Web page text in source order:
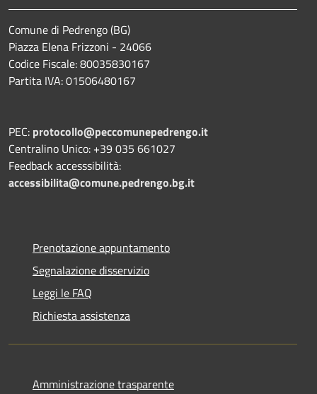
Comune di Pedrengo (BG)
Piazza Elena Frizzoni - 24066
Codice Fiscale: 80035830167
Partita IVA: 01506480167
PEC: protocollo@peccomunepedrengo.it
Centralino Unico: +39 035 661027
Feedback accesssibilità:
accessibilita@comune.pedrengo.bg.it
Prenotazione appuntamento
Segnalazione disservizio
Leggi le FAQ
Richiesta assistenza
Amministrazione trasparente